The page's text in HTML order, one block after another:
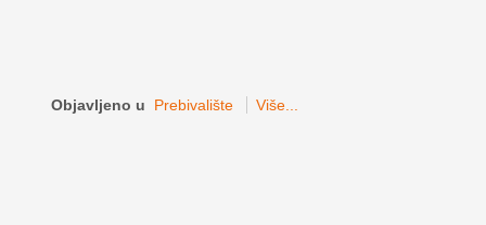
Objavljeno u Prebivalište Više...